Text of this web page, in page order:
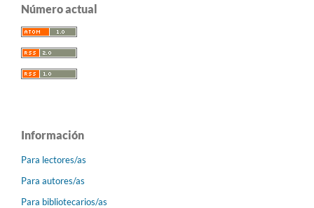
Número actual
Información
Para lectores/as
Para autores/as
Para bibliotecarios/as